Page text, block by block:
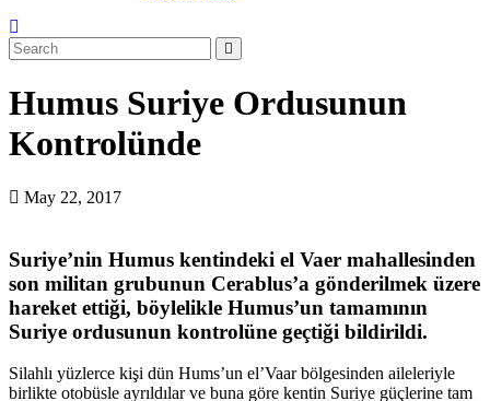
Humus Suriye Ordusunun
Kontrolünde
May 22, 2017
Suriye’nin Humus kentindeki el Vaer mahallesinden
son militan grubunun Cerablus’a gönderilmek üzere
hareket ettiği, böylelikle Humus’un tamamının
Suriye ordusunun kontrolüne geçtiği bildirildi.
Silahlı yüzlerce kişi dün Hums’un el’Vaar bölgesinden aileleriyle
birlikte otobüsle ayrıldılar ve buna göre kentin Suriye güçlerine tam